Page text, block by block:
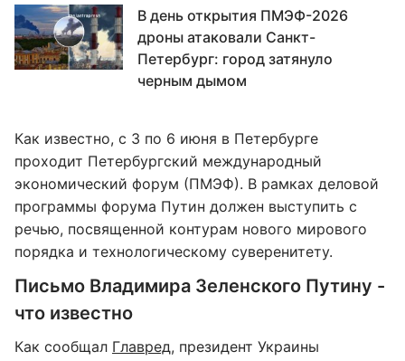
В день открытия ПМЭФ-2026
дроны атаковали Санкт-
Петербург: город затянуло
черным дымом
Как известно, с 3 по 6 июня в Петербурге
проходит Петербургский международный
экономический форум (ПМЭФ). В рамках деловой
программы форума Путин должен выступить с
речью, посвященной контурам нового мирового
порядка и технологическому суверенитету.
Письмо Владимира Зеленского Путину -
что известно
Как сообщал Главред, президент Украины